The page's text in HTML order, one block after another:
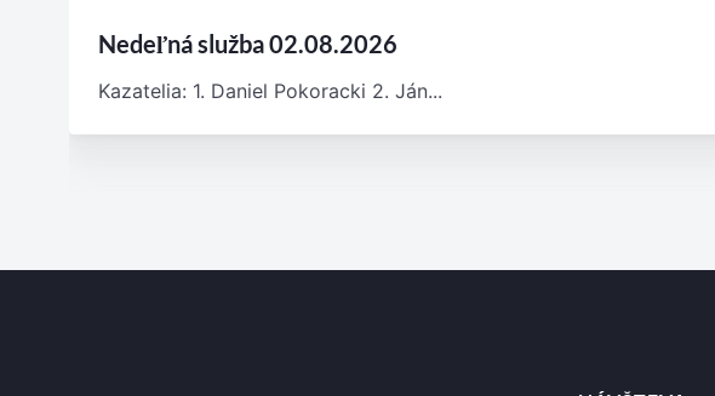
Nedeľná služba 02.08.2026
Kazatelia: 1. Daniel Pokoracki 2. Ján...